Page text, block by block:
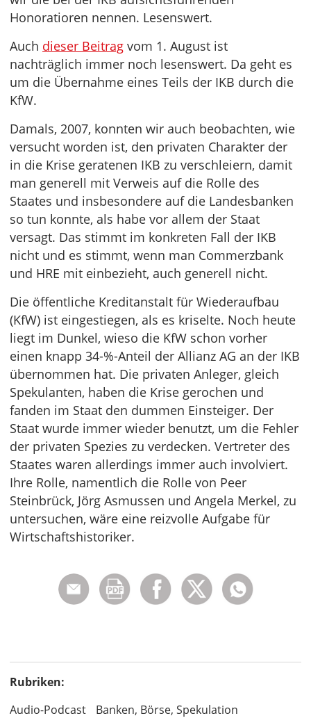
Honoratioren nennen. Lesenswert.
Auch dieser Beitrag vom 1. August ist
nachträglich immer noch lesenswert. Da geht es
um die Übernahme eines Teils der IKB durch die
KfW.
Damals, 2007, konnten wir auch beobachten, wie
versucht worden ist, den privaten Charakter der
in die Krise geratenen IKB zu verschleiern, damit
man generell mit Verweis auf die Rolle des
Staates und insbesondere auf die Landesbanken
so tun konnte, als habe vor allem der Staat
versagt. Das stimmt im konkreten Fall der IKB
nicht und es stimmt, wenn man Commerzbank
und HRE mit einbezieht, auch generell nicht.
Die öffentliche Kreditanstalt für Wiederaufbau
(KfW) ist eingestiegen, als es kriselte. Noch heute
liegt im Dunkel, wieso die KfW schon vorher
einen knapp 34-%-Anteil der Allianz AG an der IKB
übernommen hat. Die privaten Anleger, gleich
Spekulanten, haben die Krise gerochen und
fanden im Staat den dummen Einsteiger. Der
Staat wurde immer wieder benutzt, um die Fehler
der privaten Spezies zu verdecken. Vertreter des
Staates waren allerdings immer auch involviert.
Ihre Rolle, namentlich die Rolle von Peer
Steinbrück, Jörg Asmussen und Angela Merkel, zu
untersuchen, wäre eine reizvolle Aufgabe für
Wirtschaftshistoriker.
Rubriken:
Audio-Podcast
Banken, Börse, Spekulation